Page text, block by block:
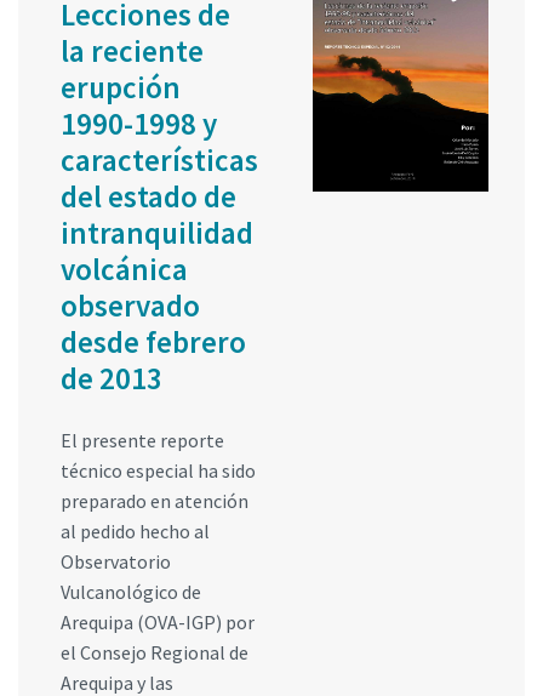
Lecciones de
la reciente
erupción
1990-1998 y
características
del estado de
intranquilidad
volcánica
observado
desde febrero
de 2013
El presente reporte
técnico especial ha sido
preparado en atención
al pedido hecho al
Observatorio
Vulcanológico de
Arequipa (OVA-IGP) por
el Consejo Regional de
Arequipa y las